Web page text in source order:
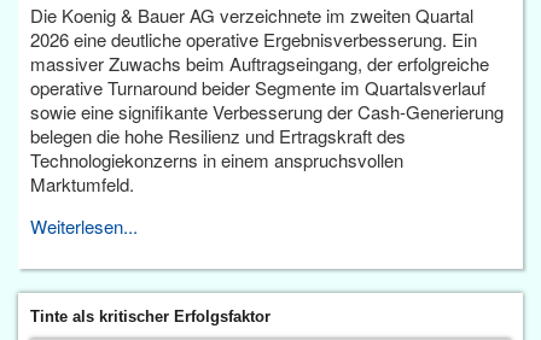
Die Koenig & Bauer AG verzeichnete im zweiten Quartal
2026 eine deutliche operative Ergebnisverbesserung. Ein
massiver Zuwachs beim Auftragseingang, der erfolgreiche
operative Turnaround beider Segmente im Quartalsverlauf
sowie eine signifikante Verbesserung der Cash-Generierung
belegen die hohe Resilienz und Ertragskraft des
Technologiekonzerns in einem anspruchsvollen
Marktumfeld.
Weiterlesen...
Tinte als kritischer Erfolgsfaktor